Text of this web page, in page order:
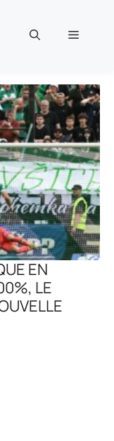
Menu
EN
LE